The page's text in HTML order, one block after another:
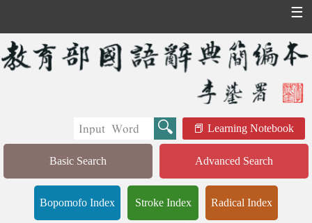
☰
Learning Notebook
Basic Search Advanced Search
Bopomofo Index Stroke Index Radical Index